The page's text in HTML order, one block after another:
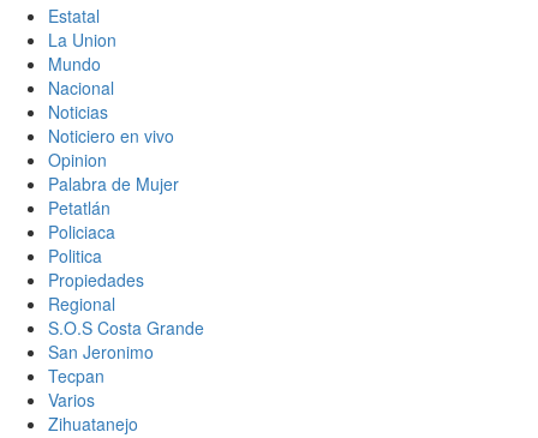
Estatal
La Union
Mundo
Nacional
Noticias
Noticiero en vivo
Opinion
Palabra de Mujer
Petatlán
Policiaca
Politica
Propiedades
Regional
S.O.S Costa Grande
San Jeronimo
Tecpan
Varios
Zihuatanejo